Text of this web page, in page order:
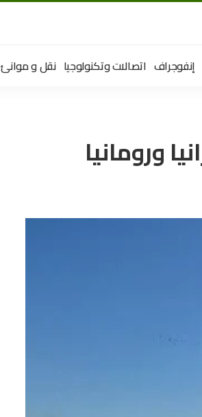
إنفوجراف اتصالات وتكنولوجيا نقل و موانئ